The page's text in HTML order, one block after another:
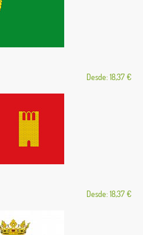
Desde: 18,37 €
Desde: 18,37 €